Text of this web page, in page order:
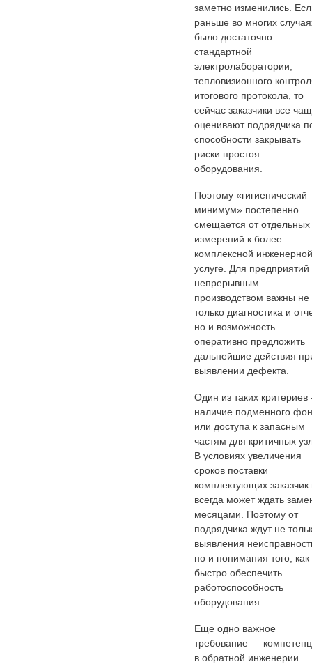
заметно изменились.
раньше во многих
было достаточно
стандартной
электролаборатории,
тепловизионного
итогового протокола, то
сейчас заказчики все
оценивают подрядчика
способности закрывать
риски простоя
оборудования.
Поэтому «гигиенический
минимум» постепенно
смещается от отдельных
измерений к более
комплексной инженерной
услуге. Для предприятий
непрерывным
производством важны не
только диагностика и
но и возможность
оперативно предложить
дальнейшие действия
выявлении дефекта.
Один из таких
наличие подменного
или доступа к запасным
частям для критичных
В условиях увеличения
сроков поставки
комплектующих заказчик
всегда может ждать
месяцами. Поэтому от
подрядчика ждут не
выявления
но и понимания того, как
быстро обеспечить
работоспособность
оборудования.
Еще одно важное
требование —
в обратной инженерии.